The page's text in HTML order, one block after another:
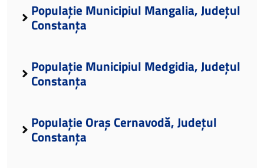
Populație Municipiul Mangalia, Județul
Constanța
Populație Municipiul Medgidia, Județul
Constanța
Populație Oraș Cernavodă, Județul
Constanța